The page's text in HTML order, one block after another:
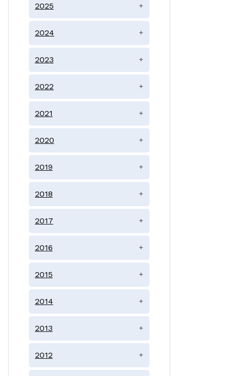
2025 +
2024 +
2023 +
2022 +
2021 +
2020 +
2019 +
2018 +
2017 +
2016 +
2015 +
2014 +
2013 +
2012 +